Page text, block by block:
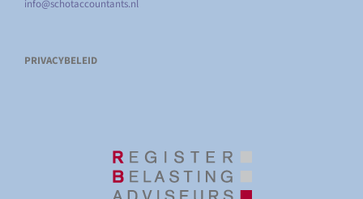
info@schotaccountants.nl
PRIVACYBELEID